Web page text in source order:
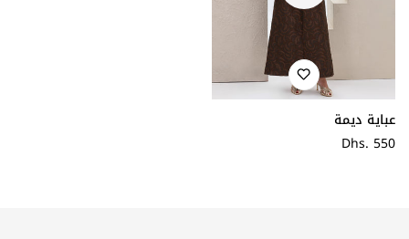
عباية ديمة
سعر
Dhs. 550